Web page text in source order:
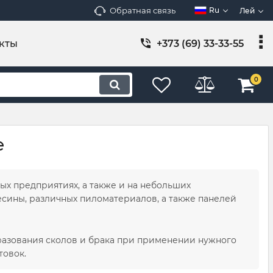
Обратная связь Ru Лей
+373 (69) 33-33-55
0
предприятиях, а также и на небольших
различных пиломатериалов, а также панелей
сколов и брака при применении нужного